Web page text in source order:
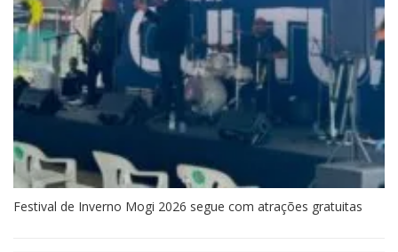
Festival de Inverno Mogi 2026 segue com atrações gratuitas